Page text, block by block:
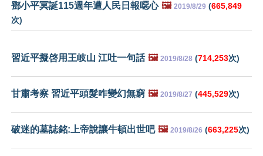
鄧小平冥誕115週年遭人民日報噁心 🖼️ 2019/8/29 (665,849
次)
習近平擬啓用王岐山 江吐一句話 🖼️ 2019/8/28 (714,253次)
甘肅考察 習近平頭髮咋變幻無窮 🖼️ 2019/8/27 (445,529次)
破迷的墓誌銘:上帝說讓牛頓出世吧 🖼️ 2019/8/26 (663,225次)